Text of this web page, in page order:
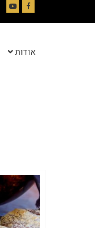
אודות